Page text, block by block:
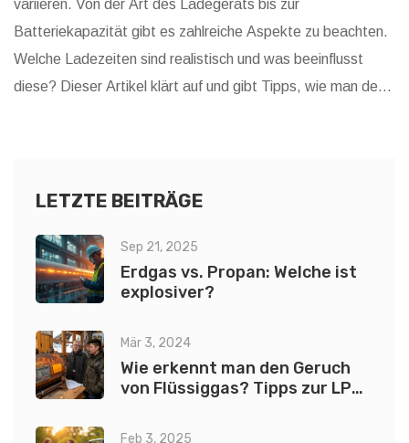
variieren. Von der Art des Ladegeräts bis zur
Batteriekapazität gibt es zahlreiche Aspekte zu beachten.
Welche Ladezeiten sind realistisch und was beeinflusst
diese? Dieser Artikel klärt auf und gibt Tipps, wie man den
LETZTE BEITRÄGE
Sep 21, 2025
Erdgas vs. Propan: Welche ist
explosiver?
Mär 3, 2024
Wie erkennt man den Geruch
von Flüssiggas? Tipps zur LPG
Feb 3, 2025